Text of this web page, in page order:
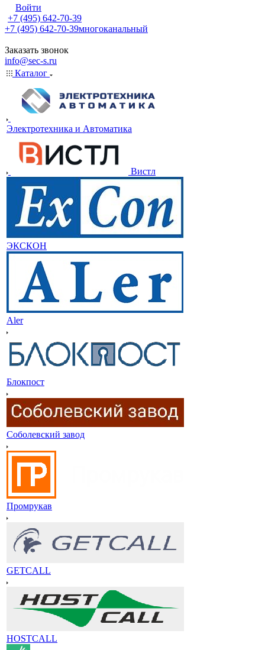
Войти
+7 (495) 642-70-39
+7 (495) 642-70-39многоканальный
Заказать звонок
info@sec-s.ru
Каталог
Электротехника и Автоматика
Вистл
ЭКСКОН
Aler
Блокпост
Соболевский завод
Промрукав
GETCALL
HOSTCALL